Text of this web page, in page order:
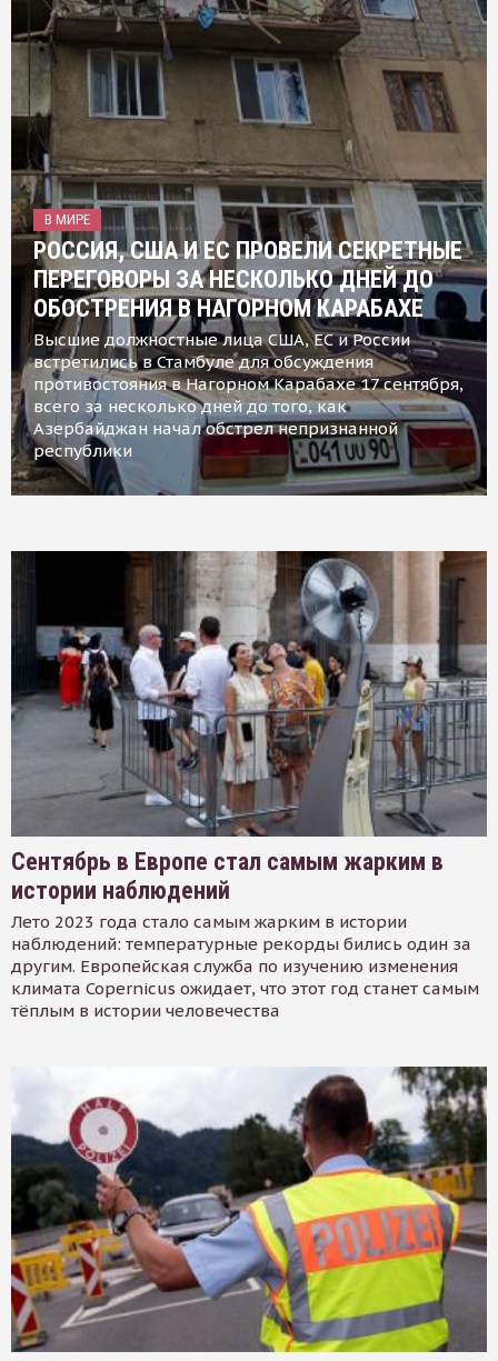
В МИРЕ
РОССИЯ, США И ЕС ПРОВЕЛИ СЕКРЕТНЫЕ
ПЕРЕГОВОРЫ ЗА НЕСКОЛЬКО ДНЕЙ ДО
ОБОСТРЕНИЯ В НАГОРНОМ КАРАБАХЕ
Высшие должностные лица США, ЕС и России
встретились в Стамбуле для обсуждения
противостояния в Нагорном Карабахе 17 сентября,
всего за несколько дней до того, как
Азербайджан начал обстрел непризнанной
республики
Сентябрь в Европе стал самым жарким в
истории наблюдений
Лето 2023 года стало самым жарким в истории
наблюдений: температурные рекорды бились один за
другим. Европейская служба по изучению изменения
климата Copernicus ожидает, что этот год станет самым
тёплым в истории человечества